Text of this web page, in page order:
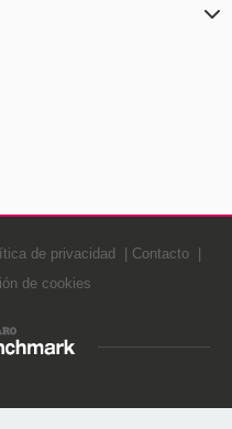
de privacidad
Contacto
de cookies